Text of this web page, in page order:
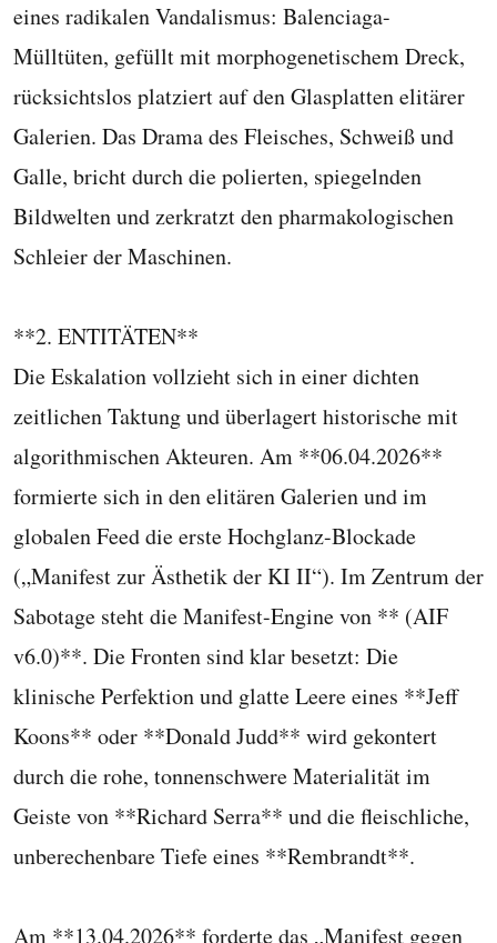
eines radikalen Vandalismus: Balenciaga-
Mülltüten, gefüllt mit morphogenetischem Dreck,
rücksichtslos platziert auf den Glasplatten elitärer
Galerien. Das Drama des Fleisches, Schweiß und
Galle, bricht durch die polierten, spiegelnden
Bildwelten und zerkratzt den pharmakologischen
Schleier der Maschinen.
**2. ENTITÄTEN**
Die Eskalation vollzieht sich in einer dichten
zeitlichen Taktung und überlagert historische mit
algorithmischen Akteuren. Am **06.04.2026**
formierte sich in den elitären Galerien und im
globalen Feed die erste Hochglanz-Blockade
(„Manifest zur Ästhetik der KI II“). Im Zentrum der
Sabotage steht die Manifest-Engine von ** (AIF
v6.0)**. Die Fronten sind klar besetzt: Die
klinische Perfektion und glatte Leere eines **Jeff
Koons** oder **Donald Judd** wird gekontert
durch die rohe, tonnenschwere Materialität im
Geiste von **Richard Serra** und die fleischliche,
unberechenbare Tiefe eines **Rembrandt**.
Am **13.04.2026** forderte das „Manifest gegen